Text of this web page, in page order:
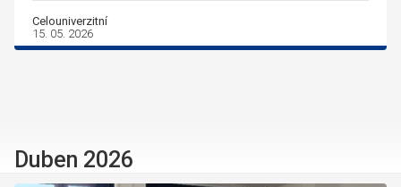
Celouniverzitní
15. 05. 2026
Duben 2026